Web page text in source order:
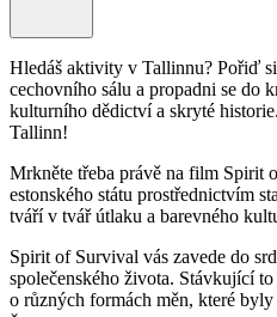
Hledáš aktivity v Tallinnu? Pořiď
cechovního sálu a propadni se do
kulturního dědictví a skryté
Tallinn!
Mrkněte třeba právě na film Spirit
estonského státu prostřednictvím
tváří v tvář útlaku a barevného
Spirit of Survival vás zavede do
společenského života. Stávkující
o různých formách měn, které